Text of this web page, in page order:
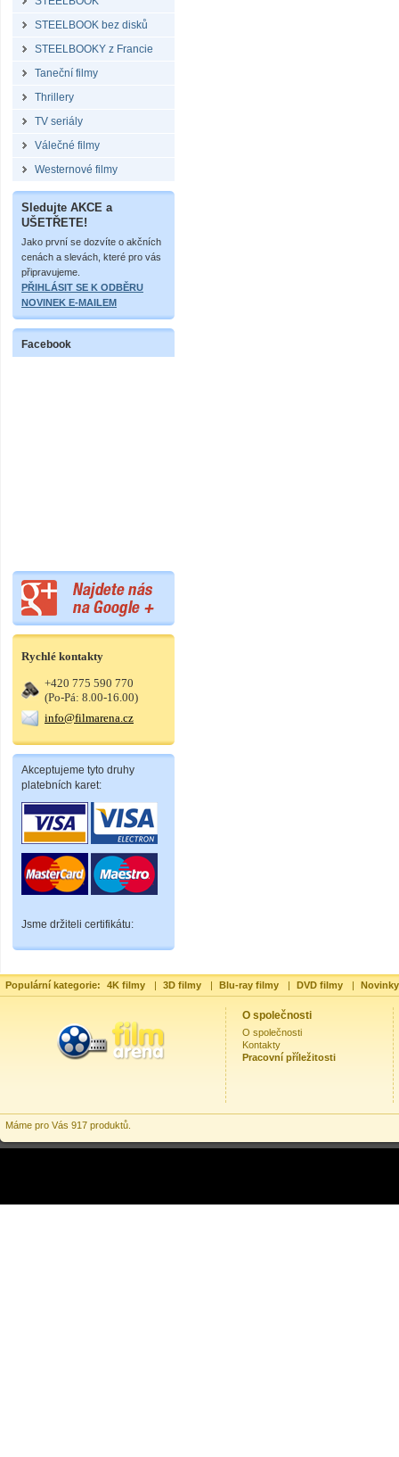
STEELBOOK bez disků
STEELBOOKY z Francie
Taneční filmy
Thrillery
TV seriály
Válečné filmy
Westernové filmy
Sledujte AKCE a
UŠETŘETE!
Jako první se dozvíte o akčních
cenách a slevách, které pro vás
připravujeme.
PŘIHLÁSIT SE K ODBĚRU
NOVINEK E-MAILEM
Facebook
Rychlé kontakty
+420 775 590 770
(Po-Pá: 8.00-16.00)
info@filmarena.cz
Akceptujeme tyto druhy
platebních karet:
Jsme držiteli certifikátu:
Populární kategorie: 4K filmy | 3D filmy | Blu-ray filmy | DVD filmy |
O společnosti
O společnosti
Kontakty
Pracovní příležitosti
Máme pro Vás 917 produktů.